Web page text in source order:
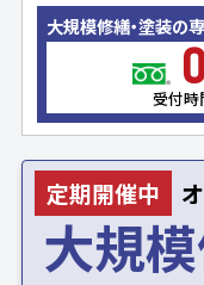
大規模修繕・塗装の
受付時
定期開催中
大規